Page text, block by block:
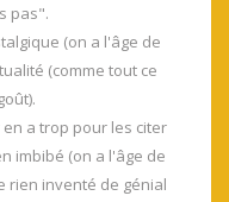
pas".
(on a l'âge de
(comme tout ce
a trop pour les citer
imbibé (on a l'âge de
rien inventé de génial